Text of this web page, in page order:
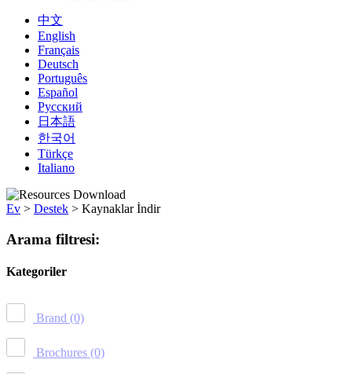
中文
English
Français
Deutsch
Português
Español
Русский
日本語
한국어
Türkçe
Italiano
Ev > Destek > Kaynaklar İndir
Arama filtresi:
Kategoriler
Brand (0)
Brochures (0)